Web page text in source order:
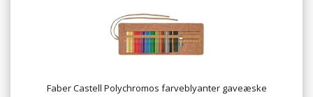
Faber Castell Polychromos farveblyanter gaveæske